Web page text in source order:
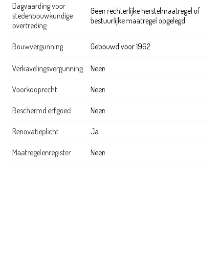
Dagvaarding voor
stedenbouwkundige
overtreding
Geen rechterlijke herstelmaatregel of
bestuurlijke maatregel opgelegd
Bouwvergunning Gebouwd voor 1962
Verkavelingsvergunning Neen
Voorkooprecht Neen
Beschermd erfgoed Neen
Renovatieplicht Ja
Maatregelenregister Neen